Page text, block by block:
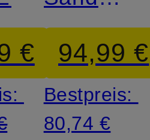
€
GLEAM
94,99 €
Bestpreis:
80,74 €